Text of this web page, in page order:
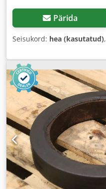
Pärida
Seisukord: hea (kasutatud),